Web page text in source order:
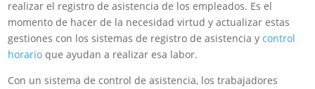
realizar el registro de asistencia de los empleados. Es el
momento de hacer de la necesidad virtud y actualizar estas
gestiones con los sistemas de registro de asistencia ycontrol
horario que ayudan a realizar esa labor.
Con un sistema de control de asistencia, los trabajadores